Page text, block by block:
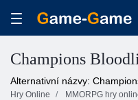
Champions
Alternativní názvy:
Hry Online MMORPG hry